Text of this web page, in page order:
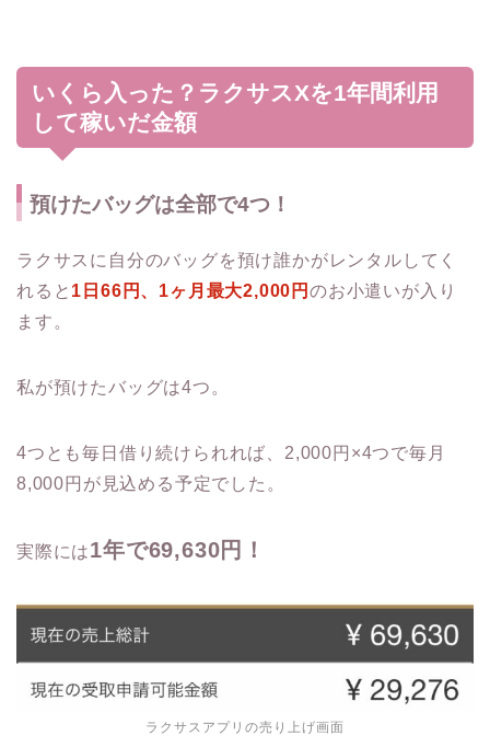
いくら入った？ラクサスXを1年間利用
して稼いだ金額
預けたバッグは全部で4つ！
ラクサスに自分のバッグを預け誰かがレンタルしてく
れると 1日66円、1ヶ月最大2,000円のお小遣いが入り
ます。
私が預けたバッグは4つ。
4つとも毎日借り続けられれば、2,000円×4つで毎月
8,000円が見込める予定でした。
実際には1年で69,630円！
ラクサスアプリの売り上げ画面